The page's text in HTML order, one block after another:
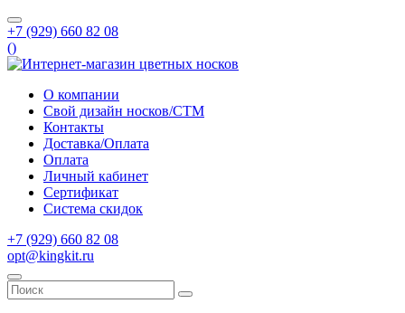
+7 (929) 660 82 08
()
О компании
Свой дизайн носков/СТМ
Контакты
Доставка/Оплата
Оплата
Личный кабинет
Сертификат
Система скидок
+7 (929) 660 82 08
opt@kingkit.ru